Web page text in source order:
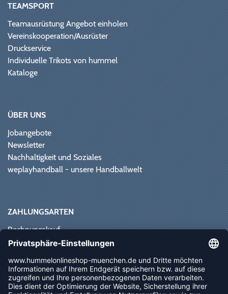
TEAMSPORT
Teamausrüstung Angebot einholen
Vereinskooperation/Ausrüster
Druckservice
Individuelle Trikots von hummel
Kataloge
ÜBER UNS
Jobangebote
Newsletter
Nachhaltigkeit und Soziales
weplayhandball - unsere Handballwelt
ZAHLUNGSARTEN
Rechnungskauf
Paypal
Vorkasse
Sofortüberweisung